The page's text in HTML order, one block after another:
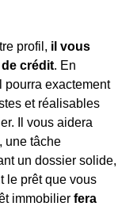
profil, il vous
crédit. En
pourra exactement
et réalisables
Il vous aidera
, une tâche
un dossier solide,
le prêt que vous
immobilier fera